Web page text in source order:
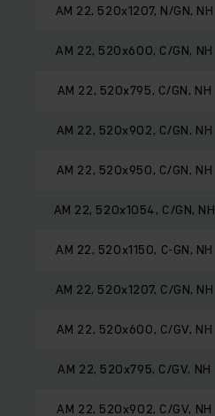
AM 22, 520x1207, N/GN, NH
AM 22, 520x600, C/GN, NH
AM 22, 520x795, C/GN, NH
AM 22, 520x902, C/GN, NH
AM 22, 520x950, C/GN, NH
AM 22, 520x1054, C/GN, NH
AM 22, 520x1150, C-GN, NH
AM 22, 520x1207, C/GN, NH
AM 22, 520x600, C/GV, NH
AM 22, 520x795, C/GV, NH
AM 22, 520x902, C/GV, NH